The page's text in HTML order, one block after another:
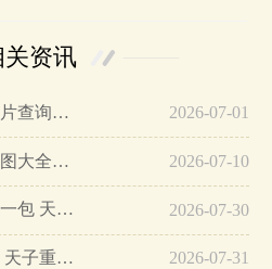
关资讯
片查询… 2026-07-01
天子重庆印象香烟价格表图大全2025一览… 2026-07-10
天子重庆印象香烟多少钱一包 天子重庆印象香烟价格表图大全… 2026-07-30
天子重庆印象多少钱一盒 天子重庆印象香烟怎么样… 2026-07-31